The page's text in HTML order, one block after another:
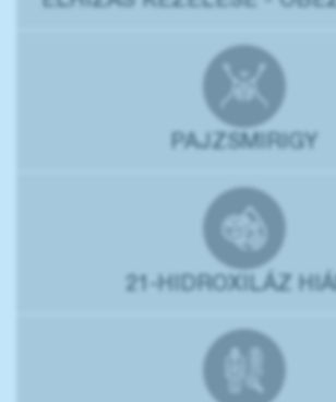
PAJZSMIRIGY
21-HIDROXILÁZ